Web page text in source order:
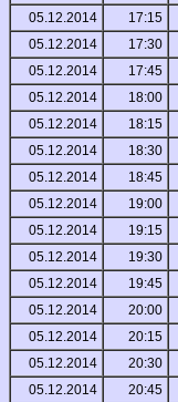
05.12.2014
17:15
05.12.2014
17:30
05.12.2014
17:45
05.12.2014
18:00
05.12.2014
18:15
05.12.2014
18:30
05.12.2014
18:45
05.12.2014
19:00
05.12.2014
19:15
05.12.2014
19:30
05.12.2014
19:45
05.12.2014
20:00
05.12.2014
20:15
05.12.2014
20:30
05.12.2014
20:45